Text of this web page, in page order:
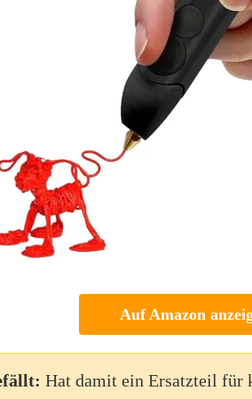
Auf Amazon
Hat damit ein Ersatzteil für